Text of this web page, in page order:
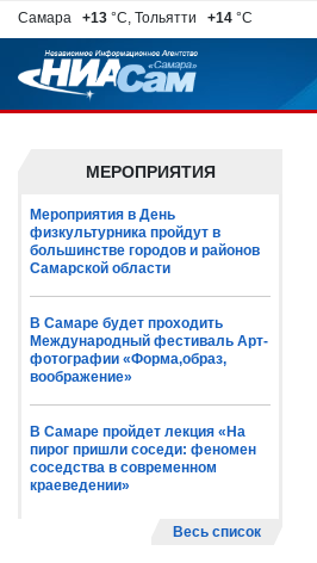
Самара +13 °C, Тольятти +14 °C
МЕРОПРИЯТИЯ
Мероприятия в День
физкультурника пройдут в
большинстве городов и районов
Самарской области
В Самаре будет проходить
Международный фестиваль Арт-
фотографии «Форма,образ,
воображение»
В Самаре пройдет лекция «На
пирог пришли соседи: феномен
соседства в современном
краеведении»
Весь список